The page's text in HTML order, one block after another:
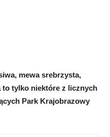
mewa srebrzysta,
to tylko niektóre z licznych
Park Krajobrazowy